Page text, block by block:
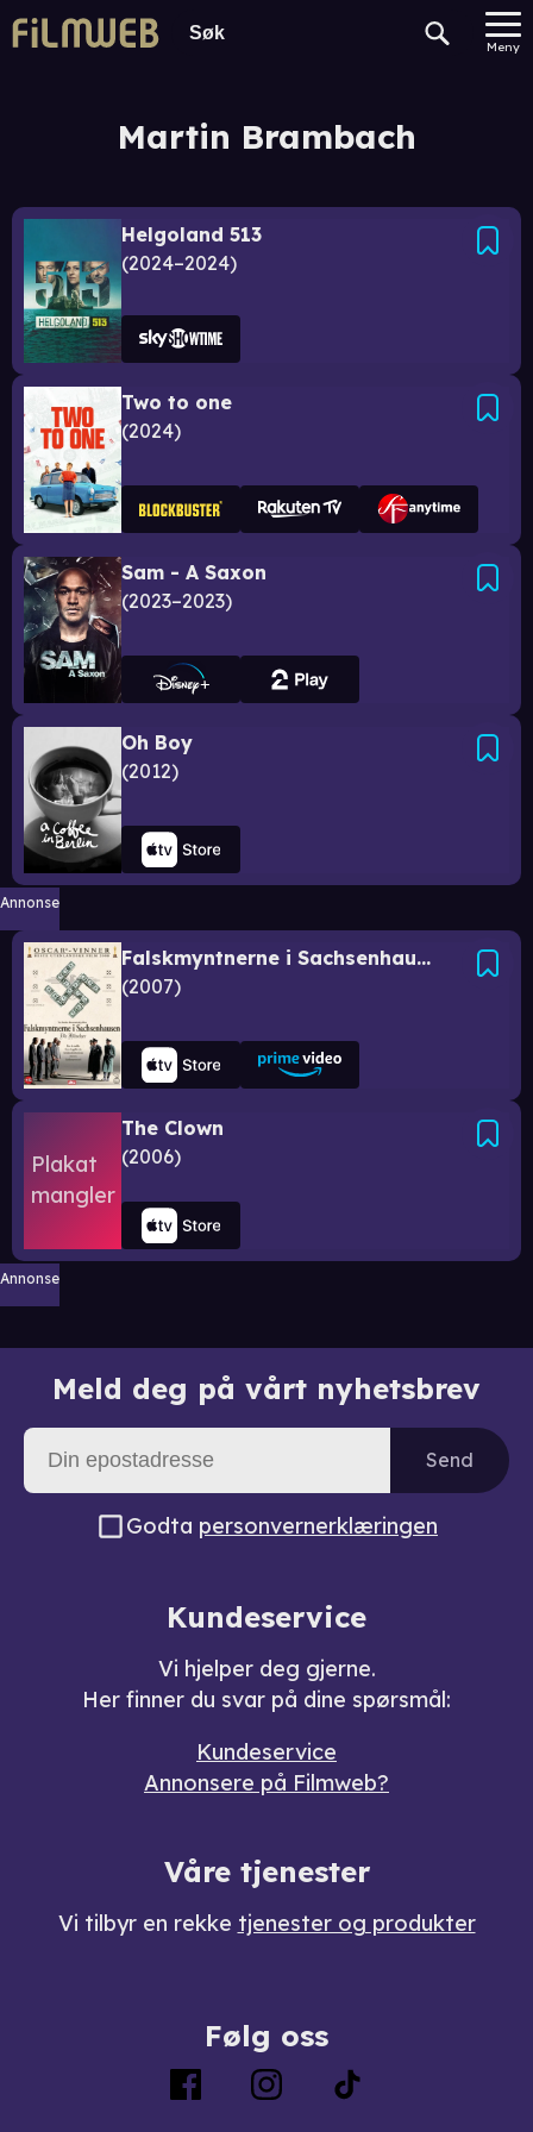
Meny
Martin Brambach
Helgoland 513
2024–2024
Two to one
2024
Sam - A Saxon
2023–2023
Oh Boy
2012
Annonse
Falskmyntnerne i Sachsenhausen
2007
The Clown
2006
Annonse
Meld deg på vårt nyhetsbrev
Send
Godta personvernerklæringen
Kundeservice
Vi hjelper deg gjerne.
Her finner du svar på dine spørsmål:
Kundeservice
Annonsere på Filmweb?
Våre tjenester
Vi tilbyr en rekke tjenester og produkter
Følg oss